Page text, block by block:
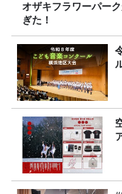
オザキフラワーパー
ぎた！